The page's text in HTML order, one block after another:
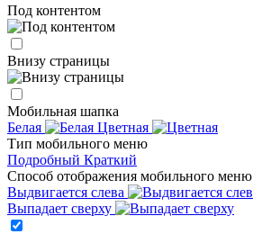
Под контентом
Внизу страницы
Мобильная шапка
Белая
Цветная
Тип мобильного меню
Подробный Краткий
Способ отображения мобильного меню
Выдвигается слева
Выпадает сверху